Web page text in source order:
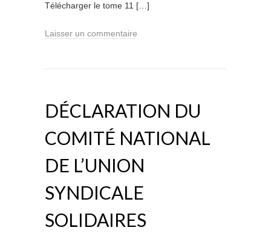
Télécharger le tome 11 […]
Laisser un commentaire
DÉCLARATION DU
COMITÉ NATIONAL
DE L’UNION
SYNDICALE
SOLIDAIRES